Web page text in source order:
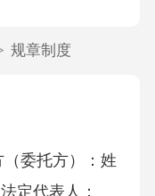
规章制度
委托方）：姓
定代表人：___